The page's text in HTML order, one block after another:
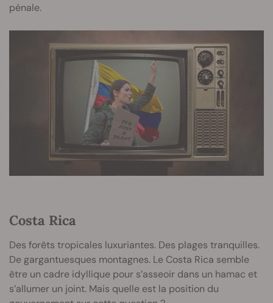
pénale.
Costa Rica
Des forêts tropicales luxuriantes. Des plages tranquilles.
De gargantuesques montagnes. Le Costa Rica semble
être un cadre idyllique pour s’asseoir dans un hamac et
s’allumer un joint. Mais quelle est la position du